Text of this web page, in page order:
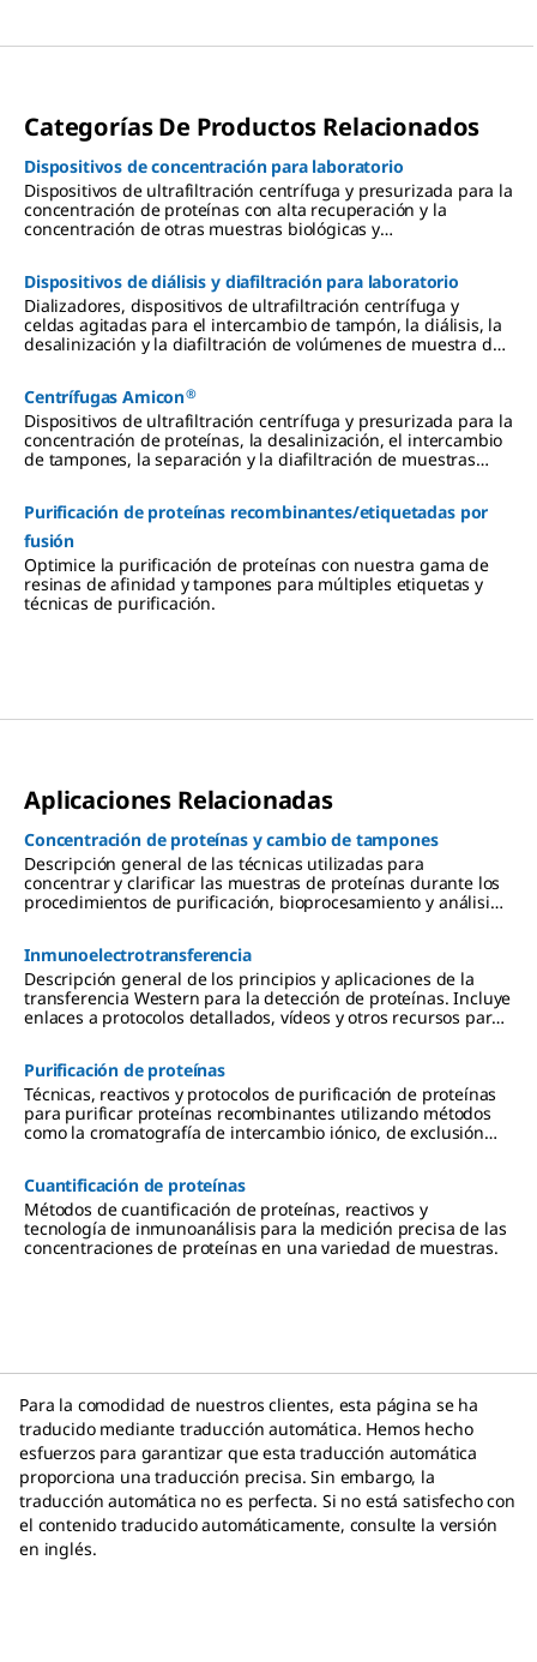
Categorías De Productos Relacionados
Dispositivos de concentración para laboratorio
Dispositivos de ultrafiltración centrífuga y presurizada para la
concentración de proteínas con alta recuperación y la
concentración de otras muestras biológicas y
Dispositivos de diálisis y diafiltración para laboratorio
Dializadores, dispositivos de ultrafiltración centrífuga y
celdas agitadas para el intercambio de tampón, la diálisis, la
desalinización y la diafiltración de volúmenes de muestra de
Centrífugas Amicon®
Dispositivos de ultrafiltración centrífuga y presurizada para la
concentración de proteínas, la desalinización, el intercambio
de tampones, la separación y la diafiltración de muestras
Purificación de proteínas recombinantes/etiquetadas por
fusión
Optimice la purificación de proteínas con nuestra gama de
resinas de afinidad y tampones para múltiples etiquetas y
técnicas de purificación.
Aplicaciones Relacionadas
Concentración de proteínas y cambio de tampones
Descripción general de las técnicas utilizadas para
concentrar y clarificar las muestras de proteínas durante los
procedimientos de purificación, bioprocesamiento y análisis.
cambio de tampones utilizando los métodos de diálisis,
diafiltración y cromatografía.
Inmunoelectrotransferencia
Descripción general de los principios y aplicaciones de la
transferencia Western para la detección de proteínas. Incluye
enlaces a protocolos detallados, vídeos y otros recursos para
métodos de detección mediante quimioluminiscencia,
colorimetría y fluorescencia.
Purificación de proteínas
Técnicas, reactivos y protocolos de purificación de proteínas
para purificar proteínas recombinantes utilizando métodos
como la cromatografía de intercambio iónico, de exclusión
Cuantificación de proteínas
Métodos de cuantificación de proteínas, reactivos y
tecnología de inmunoanálisis para la medición precisa de las
concentraciones de proteínas en una variedad de muestras.
Para la comodidad de nuestros clientes, esta página se ha
traducido mediante traducción automática. Hemos hecho
esfuerzos para garantizar que esta traducción automática
proporciona una traducción precisa. Sin embargo, la
traducción automática no es perfecta. Si no está satisfecho con
el contenido traducido automáticamente, consulte la versión
en inglés.